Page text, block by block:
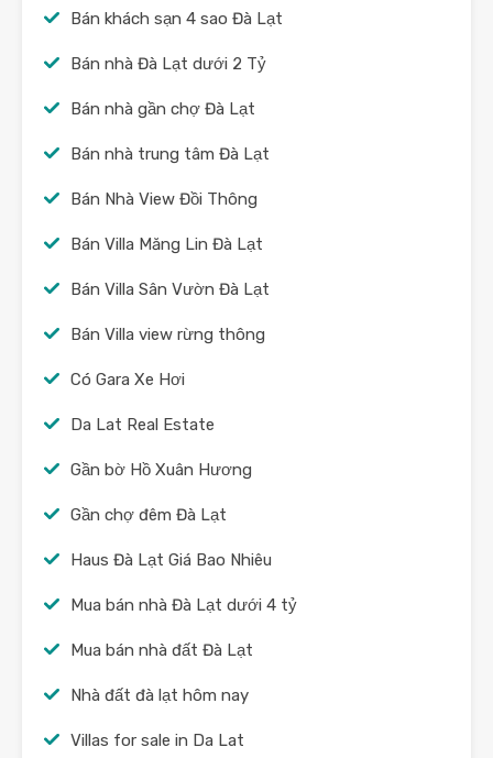
Bán khách sạn 4 sao Đà Lạt
Bán nhà Đà Lạt dưới 2 Tỷ
Bán nhà gần chợ Đà Lạt
Bán nhà trung tâm Đà Lạt
Bán Nhà View Đồi Thông
Bán Villa Măng Lin Đà Lạt
Bán Villa Sân Vườn Đà Lạt
Bán Villa view rừng thông
Có Gara Xe Hơi
Da Lat Real Estate
Gần bờ Hồ Xuân Hương
Gần chợ đêm Đà Lạt
Haus Đà Lạt Giá Bao Nhiêu
Mua bán nhà Đà Lạt dưới 4 tỷ
Mua bán nhà đất Đà Lạt
Nhà đất đà lạt hôm nay
Villas for sale in Da Lat